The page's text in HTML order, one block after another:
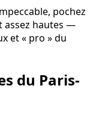
pochez
assez hautes —
et « pro » du
du Paris-